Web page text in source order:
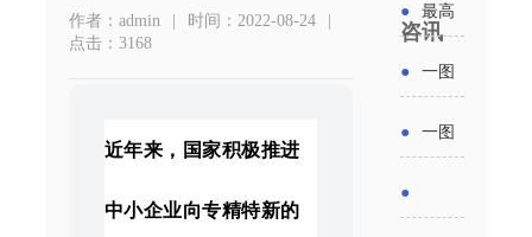
作者：admin | 时间：2022-08-24
|
点击：3168
近年来，国家积极推进
中小企业向专精特新的
咨讯
● 最高
元！贵
州开展
● 一图
省科技
● 一图
●